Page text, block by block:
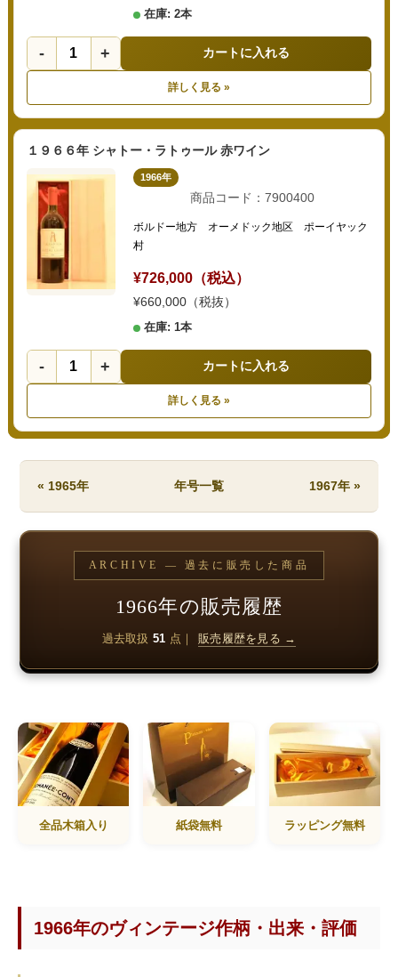
在庫: 2本
- + カートに入れる
詳しく見る »
１９６６年 シャトー・ラトゥール 赤ワイン
1966年
商品コード：7900400
ボルドー地方 オーメドック地区 ポーイヤック
村
¥726,000（税込）
¥660,000（税抜）
在庫: 1本
- + カートに入れる
詳しく見る »
« 1965年 年号一覧 1967年 »
ARCHIVE — 過去に販売した商品
1966年の販売履歴
過去取扱 51 点｜ 販売履歴を見る →
全品木箱入り 紙袋無料 ラッピング無料
1966年のヴィンテージ作柄・出来・評価